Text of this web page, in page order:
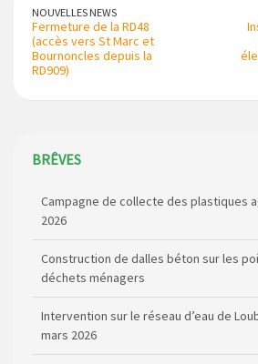
NOUVELLES NEWS
Fermeture de la RD48
(accès vers St Marc et
Bournoncles depuis la
RD909)
BRÊVES
Campagne de collecte des plastiques
2026
Construction de dalles béton sur les
déchets ménagers
Intervention sur le réseau d’eau de
mars 2026